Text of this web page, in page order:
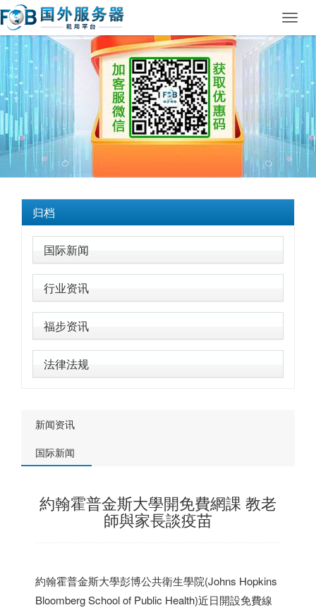
归档
国际新闻
行业资讯
福步资讯
法律法规
新闻资讯
国际新闻
約翰霍普金斯大學開免費網課 教老
師與家長談疫苗
約翰霍普金斯大學彭博公共衛生學院(Johns Hopkins
Bloomberg School of Public Health)近日開設免費線